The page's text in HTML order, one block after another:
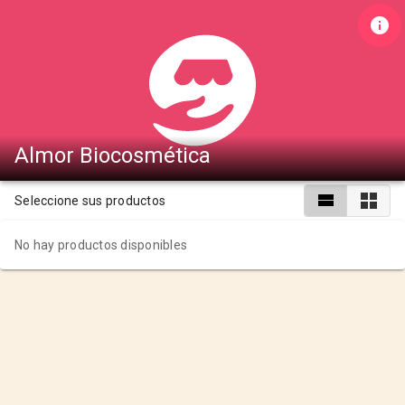
Almor Biocosmética
Seleccione sus productos
No hay productos disponibles